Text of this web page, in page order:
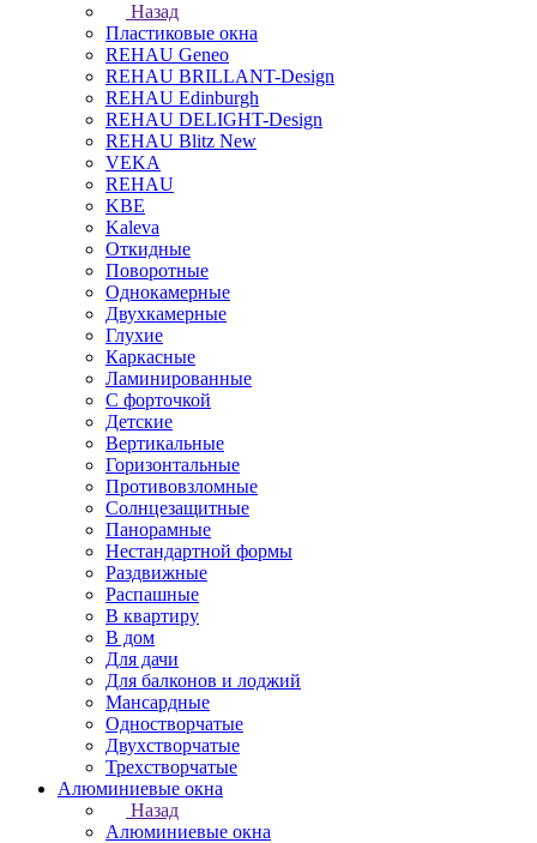
Назад
Пластиковые окна
REHAU Geneo
REHAU BRILLANT-Design
REHAU Edinburgh
REHAU DELIGHT-Design
REHAU Blitz New
VEKA
REHAU
KBE
Kaleva
Откидные
Поворотные
Однокамерные
Двухкамерные
Глухие
Каркасные
Ламинированные
С форточкой
Детские
Вертикальные
Горизонтальные
Противовзломные
Солнцезащитные
Панорамные
Нестандартной формы
Раздвижные
Распашные
В квартиру
В дом
Для дачи
Для балконов и лоджий
Мансардные
Одностворчатые
Двухстворчатые
Трехстворчатые
Алюминиевые окна
Назад
Алюминиевые окна